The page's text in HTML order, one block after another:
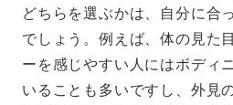
どちらを選ぶかは、自分に合
でしょう。例えば、体の見た
ーを感じやすい人にはボディ
いることも多いですし、外見